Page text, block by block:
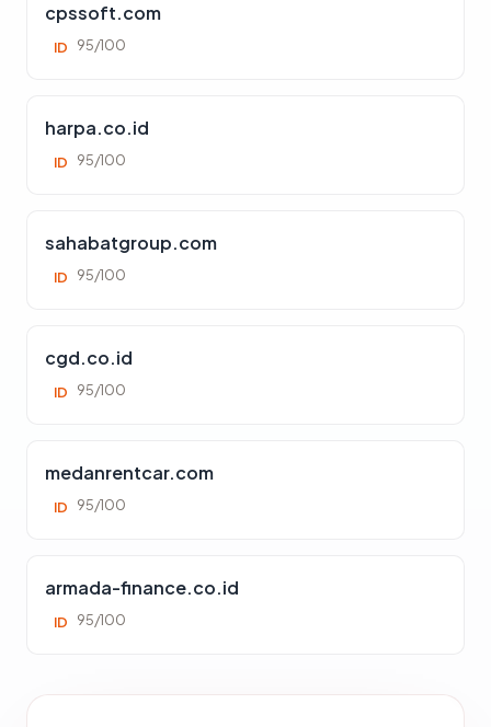
cpssoft.com
ID 95/100
harpa.co.id
ID 95/100
sahabatgroup.com
ID 95/100
cgd.co.id
ID 95/100
medanrentcar.com
ID 95/100
armada-finance.co.id
ID 95/100